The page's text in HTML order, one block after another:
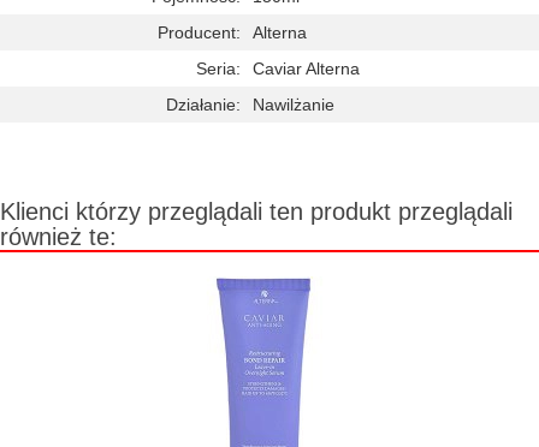
Producent:
Alterna
Seria:
Caviar Alterna
Działanie:
Nawilżanie
Klienci którzy przeglądali ten produkt przeglądali
również te: